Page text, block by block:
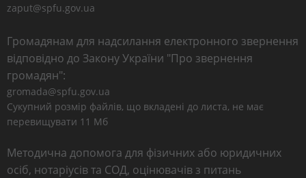
zaput@spfu.gov.ua
Громадянам для надсилання електронного звернення
відповідно до Закону України "Про звернення
громадян":
gromada@spfu.gov.ua
Сукупний розмір файлів, що вкладені до листа, не має
перевищувати 11 Мб
Методична допомога для фізичних або юридичних
осіб, нотаріусів та СОД, оцінювачів з питань